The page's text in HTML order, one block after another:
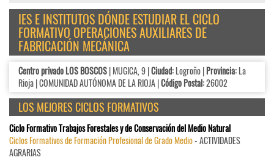
IES E INSTITUTOS DÓNDE ESTUDIAR EL CICLO
FORMATIVO OPERACIONES AUXILIARES DE
FABRICACIÓN MECÁNICA
Centro privado LOS BOSCOS| MUGICA, 9 |Ciudad:Logroño |Provincia:La
Rioja | COMUNIDAD AUTÓNOMA DE LA RIOJA |Código Postal:26002
LOS MEJORES CICLOS FORMATIVOS
Ciclo Formativo Trabajos Forestales y de Conservación del Medio Natural
Ciclos Formativos de Formación Profesional de Grado Medio- ACTIVIDADES
AGRARIAS